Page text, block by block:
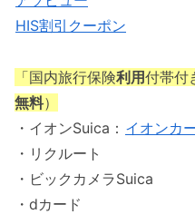
HIS割引クーポン
「国内旅行保険利用付帯付
無料）
・イオンSuica： イオンカ
・リクルート
・ビックカメラSuica
・dカード